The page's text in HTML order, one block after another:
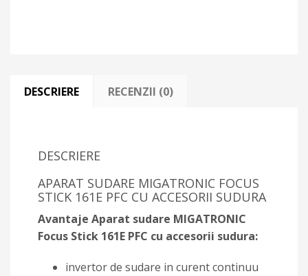
DESCRIERE RECENZII (0)
DESCRIERE
APARAT SUDARE MIGATRONIC FOCUS
STICK 161E PFC CU ACCESORII SUDURA
Avantaje Aparat sudare MIGATRONIC
Focus Stick 161E PFC cu accesorii sudura:
invertor de sudare in curent continuu